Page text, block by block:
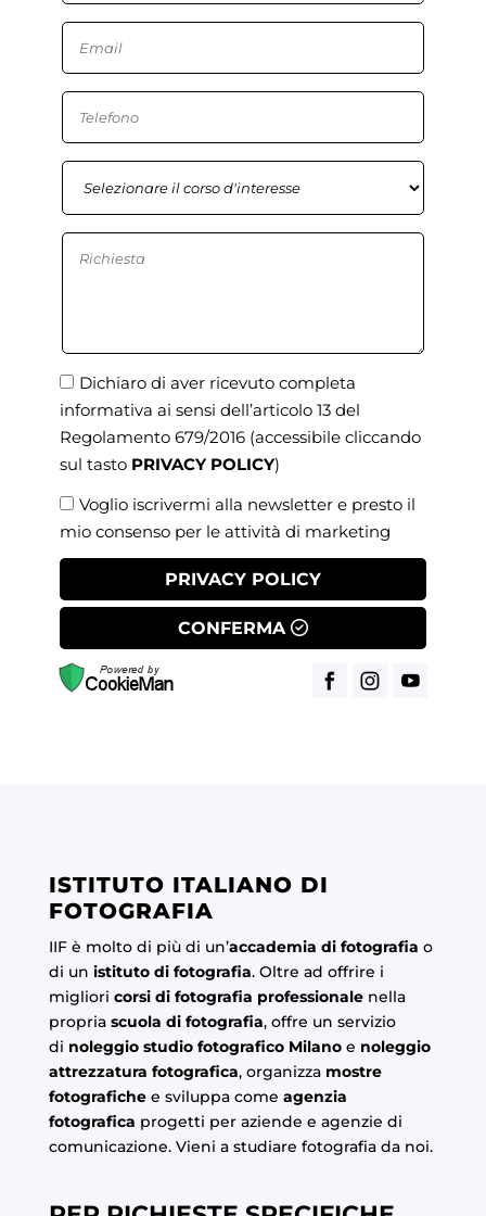
Dichiaro di aver ricevuto completa
informativa ai sensi dell’articolo 13 del
Regolamento 679/2016 (accessibile cliccando
sul tasto PRIVACY POLICY)
Voglio iscrivermi alla newsletter e presto il
mio consenso per le attività di marketing
PRIVACY POLICY
CONFERMA
ISTITUTO ITALIANO DI
FOTOGRAFIA
IIF è molto di più di un’accademia di fotografia o
di un istituto di fotografia. Oltre ad offrire i
migliori corsi di fotografia professionalenella
propria scuola di fotografia, offre un servizio
di noleggio studio fotografico Milano e noleggio
attrezzatura fotografica, organizza mostre
fotografichee sviluppa come agenzia
fotografica progetti per aziende e agenzie di
comunicazione. Vieni a studiare fotografia da noi.